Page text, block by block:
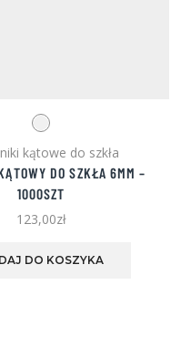
kątowe do szkła
DO SZKŁA 6MM –
1000SZT
123,00zł
DO KOSZYKA